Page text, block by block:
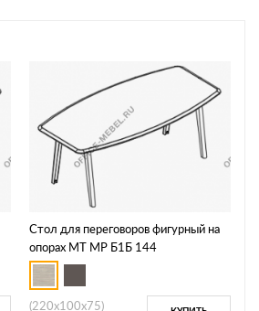
Стол для переговоров фигурный на
опорах МТ МР Б1Б 144
(220x100x75)